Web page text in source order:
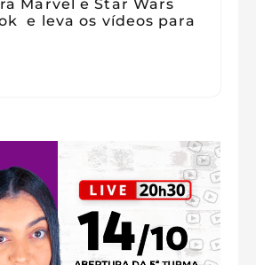
Marvel e Star Wars
e leva os vídeos para